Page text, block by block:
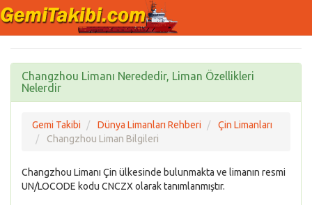
Changzhou Limanı Nerededir, Liman Özellikleri
Nelerdir
Gemi Takibi Dünya Limanları Rehberi
Çin Limanları
Changzhou Liman Bilgileri
Changzhou Limanı Çin ülkesinde bulunmakta ve limanın resmi
UN/LOCODE kodu CNCZX olarak tanımlanmıştır.